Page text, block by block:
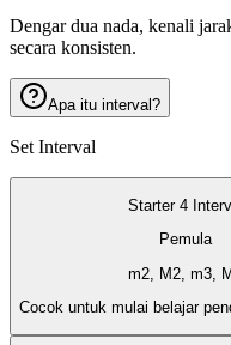
Dengar dua nada, kenali
secara konsisten.
Apa itu interval?
Set Interval
Starter 4
Pemula
m2, M2, m3,
Cocok untuk mulai belajar